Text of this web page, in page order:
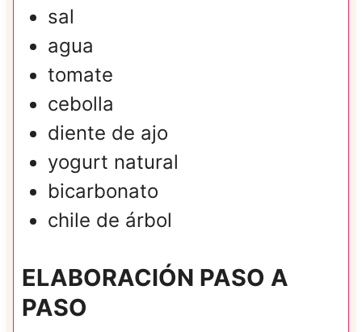
sal
agua
tomate
cebolla
diente de ajo
yogurt natural
bicarbonato
chile de árbol
ELABORACIÓN PASO A
PASO